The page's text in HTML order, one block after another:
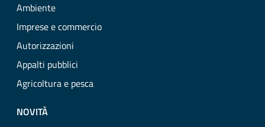
Ambiente
Imprese e commercio
Autorizzazioni
Appalti pubblici
Agricoltura e pesca
NOVITÀ